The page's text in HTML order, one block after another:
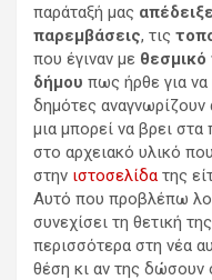
παράταξή μας
παρεμβάσεις, τις
που έγιναν με
δήμου πως ήρθε για να
δημότες
μια μπορεί να βρει
στο αρχειακό υλικό
στην ιστοσελίδα της
Αυτό που προβλέπω
συνεχίσει τη θετική
περισσότερα στη νέα
θέση κι αν της δώσουν